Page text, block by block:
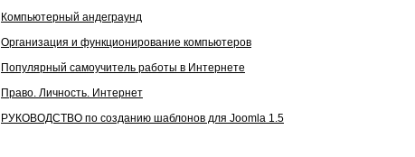
Компьютерный андеграунд
Организация и функционирование компьютеров
Популярный самоучитель работы в Интернете
Право. Личность. Интернет
РУКОВОДСТВО по созданию шаблонов для Joomla 1.5